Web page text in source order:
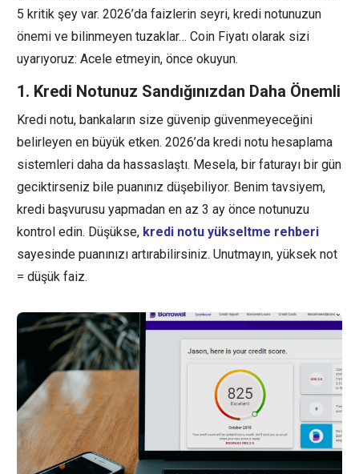
5 kritik şey var. 2026’da faizlerin seyri, kredi notunuzun
önemi ve bilinmeyen tuzaklar… Coin Fiyatı olarak sizi
uyarıyoruz: Acele etmeyin, önce okuyun.
1. Kredi Notunuz Sandığınızdan Daha Önemli
Kredi notu, bankaların size güvenip güvenmeyeceğini
belirleyen en büyük etken. 2026’da kredi notu hesaplama
sistemleri daha da hassaslaştı. Mesela, bir faturayı bir gün
geciktirseniz bile puanınız düşebiliyor. Benim tavsiyem,
kredi başvurusu yapmadan en az 3 ay önce notunuzu
kontrol edin. Düşükse, kredi notu yükseltme rehberi
sayesinde puanınızı artırabilirsiniz. Unutmayın, yüksek not
= düşük faiz.